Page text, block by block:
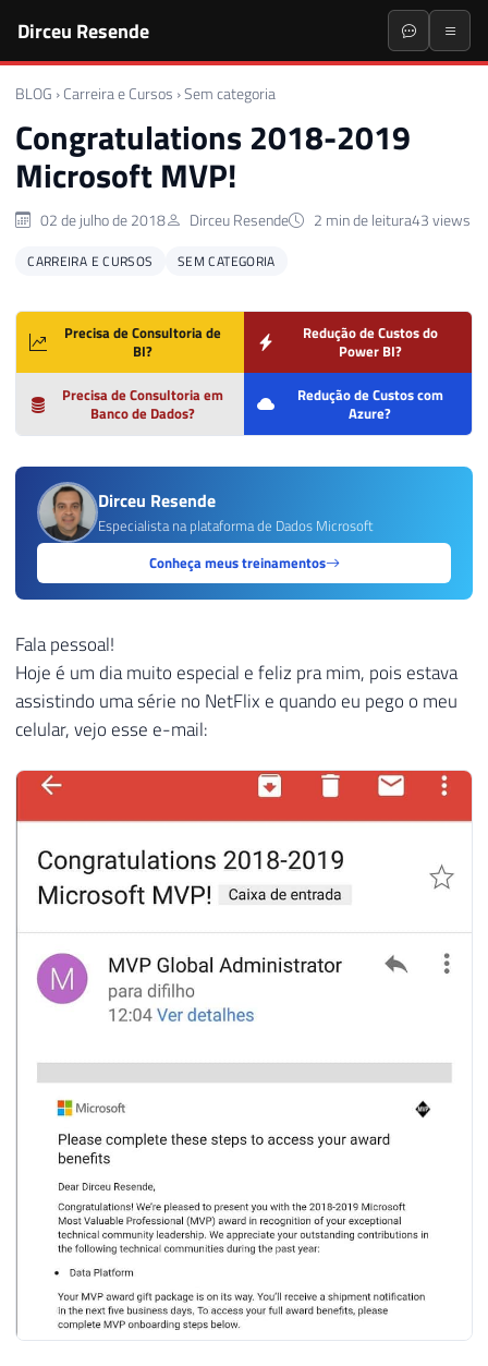
Dirceu Resende
BLOG › Carreira e Cursos ›Sem categoria
Congratulations 2018-2019
Microsoft MVP!
02 de julho de 2018 Dirceu Resende 2 min de leitura43 views
CARREIRA E CURSOS SEM CATEGORIA
Precisa de Consultoria de
BI?
Redução de Custos do
Power BI?
Precisa de Consultoria em
Banco de Dados?
Redução de Custos com
Azure?
Dirceu Resende
Especialista na plataforma de Dados Microsoft
Conheça meus treinamentos
Fala pessoal!
Hoje é um dia muito especial e feliz pra mim, pois estava
assistindo uma série no NetFlix e quando eu pego o meu
celular, vejo esse e-mail: